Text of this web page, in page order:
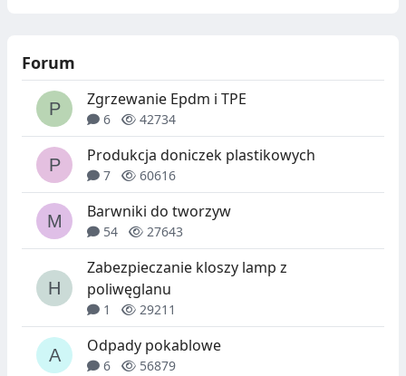
Forum
Zgrzewanie Epdm i TPE
6 42734
Produkcja doniczek plastikowych
7 60616
Barwniki do tworzyw
54 27643
Zabezpieczanie kloszy lamp z
poliwęglanu
1 29211
Odpady pokablowe
6 56879